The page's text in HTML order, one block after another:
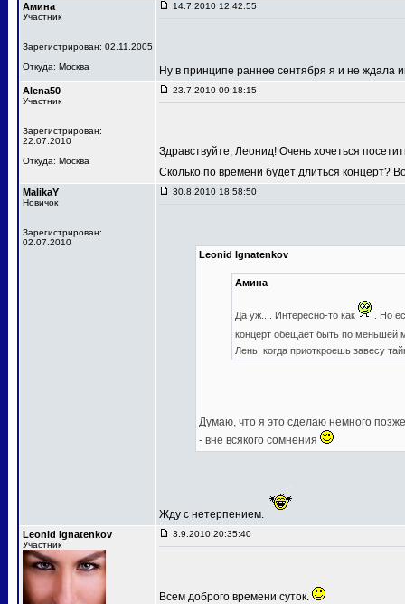
Амина
Участник
Зарегистрирован: 02.11.2005
Откуда: Москва
14.7.2010 12:42:55
Ну в принципе раннее сентября я и не
Alena50
Участник
Зарегистрирован:
22.07.2010
Откуда: Москва
23.7.2010 09:18:15
Здравствуйте, Леонид! Очень хочеться
Сколько по времени будет длиться концерт?
MalikaY
Новичок
Зарегистрирован:
02.07.2010
30.8.2010 18:58:50
Leonid Ignatenkov
Амина
Да уж.... Интересно-то как
. Но
концерт обещает быть по меньшей
Лень, когда приоткроешь завесу
Думаю, что я это сделаю немного
- вне всякого сомнения
Жду с нетерпением.
Leonid Ignatenkov
Участник
3.9.2010 20:35:40
Всем доброго времени суток.